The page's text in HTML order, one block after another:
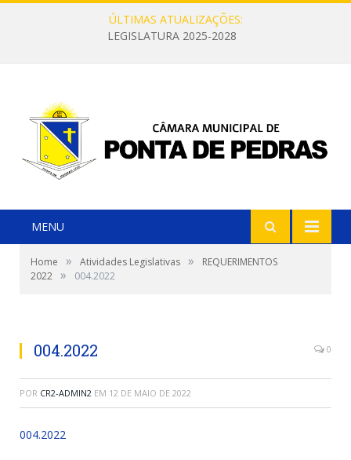
ÚLTIMAS ATUALIZAÇÕES:
LEGISLATURA 2025-2028
MENU
Home » Atividades Legislativas »
REQUERIMENTOS
2022 » 004.2022
004.2022 0
POR CR2-ADMIN2 EM 12 DE MAIO DE 2022
004.2022